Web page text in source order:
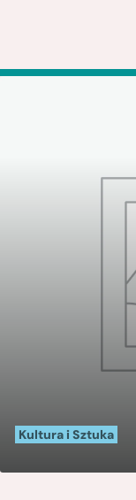
Kultura i Sztuka